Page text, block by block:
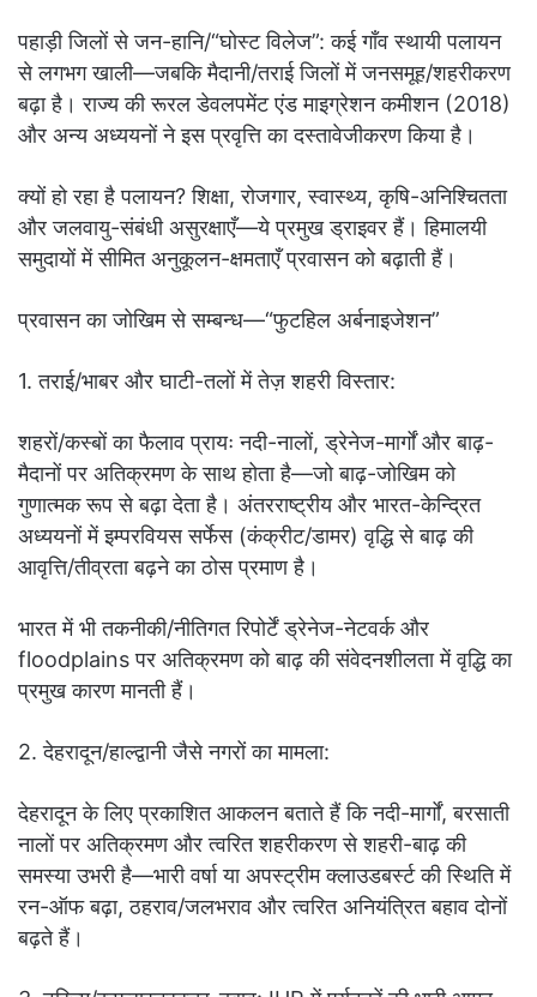
पहाड़ी जिलों से जन-हानि/“घोस्ट विलेज”: कई गाँव स्थायी पलायन
से लगभग खाली—जबकि मैदानी/तराई जिलों में जनसमूह/शहरीकरण
बढ़ा है। राज्य की रूरल डेवलपमेंट एंड माइग्रेशन कमीशन (2018)
और अन्य अध्ययनों ने इस प्रवृत्ति का दस्तावेजीकरण किया है।
क्यों हो रहा है पलायन? शिक्षा, रोजगार, स्वास्थ्य, कृषि-अनिश्चितता
और जलवायु-संबंधी असुरक्षाएँ—ये प्रमुख ड्राइवर हैं। हिमालयी
समुदायों में सीमित अनुकूलन-क्षमताएँ प्रवासन को बढ़ाती हैं।
प्रवासन का जोखिम से सम्बन्ध—“फुटहिल अर्बनाइजेशन”
1. तराई/भाबर और घाटी-तलों में तेज़ शहरी विस्तार:
शहरों/कस्बों का फैलाव प्रायः नदी-नालों, ड्रेनेज-मार्गों और बाढ़-
मैदानों पर अतिक्रमण के साथ होता है—जो बाढ़-जोखिम को
गुणात्मक रूप से बढ़ा देता है। अंतरराष्ट्रीय और भारत-केन्द्रित
अध्ययनों में इम्परवियस सर्फेस (कंक्रीट/डामर) वृद्धि से बाढ़ की
आवृत्ति/तीव्रता बढ़ने का ठोस प्रमाण है।
भारत में भी तकनीकी/नीतिगत रिपोर्टें ड्रेनेज-नेटवर्क और
floodplains पर अतिक्रमण को बाढ़ की संवेदनशीलता में वृद्धि का
प्रमुख कारण मानती हैं।
2. देहरादून/हाल्द्वानी जैसे नगरों का मामला:
देहरादून के लिए प्रकाशित आकलन बताते हैं कि नदी-मार्गों, बरसाती
नालों पर अतिक्रमण और त्वरित शहरीकरण से शहरी-बाढ़ की
समस्या उभरी है—भारी वर्षा या अपस्ट्रीम क्लाउडबर्स्ट की स्थिति में
रन-ऑफ बढ़ा, ठहराव/जलभराव और त्वरित अनियंत्रित बहाव दोनों
बढ़ते हैं।